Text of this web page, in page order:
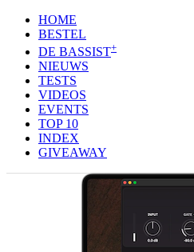
HOME
BESTEL
DE BASSIST+
NIEUWS
TESTS
VIDEOS
EVENTS
TOP 10
INDEX
GIVEAWAY